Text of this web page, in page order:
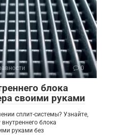
0
блока
своими руками
сплит-системы? Узнайте,
внутреннего блока
руками без